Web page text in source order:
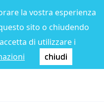
la vostra esperienza
sito o chiudendo
di utilizzare i
chiudi